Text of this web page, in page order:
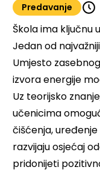
Predavanje
Škola ima ključnu
Jedan od
Umjesto
izvora energije
Uz teorijsko
učenicima
čišćenja,
razvijaju osjećaj
pridonijeti